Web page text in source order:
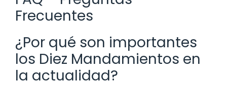
Frecuentes
¿Por qué son importantes
los Diez Mandamientos en
la actualidad?